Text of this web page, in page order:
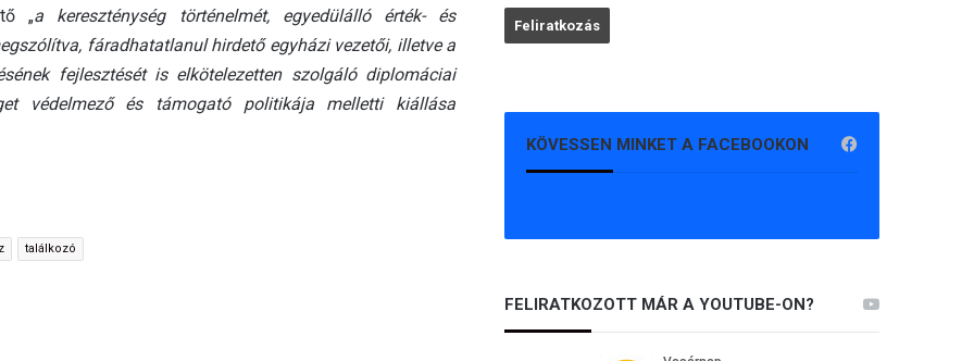
„a kereszténység történelmét, egyedülálló érték- és
fáradhatatlanul hirdető egyházi vezetői, illetve a
fejlesztését is elkötelezetten szolgáló diplomáciai
védelmező és támogató politikája melletti kiállása
találkozó
KÖVESSEN MINKET A FACEBOOKON
FELIRATKOZOTT MÁR A YOUTUBE-ON?